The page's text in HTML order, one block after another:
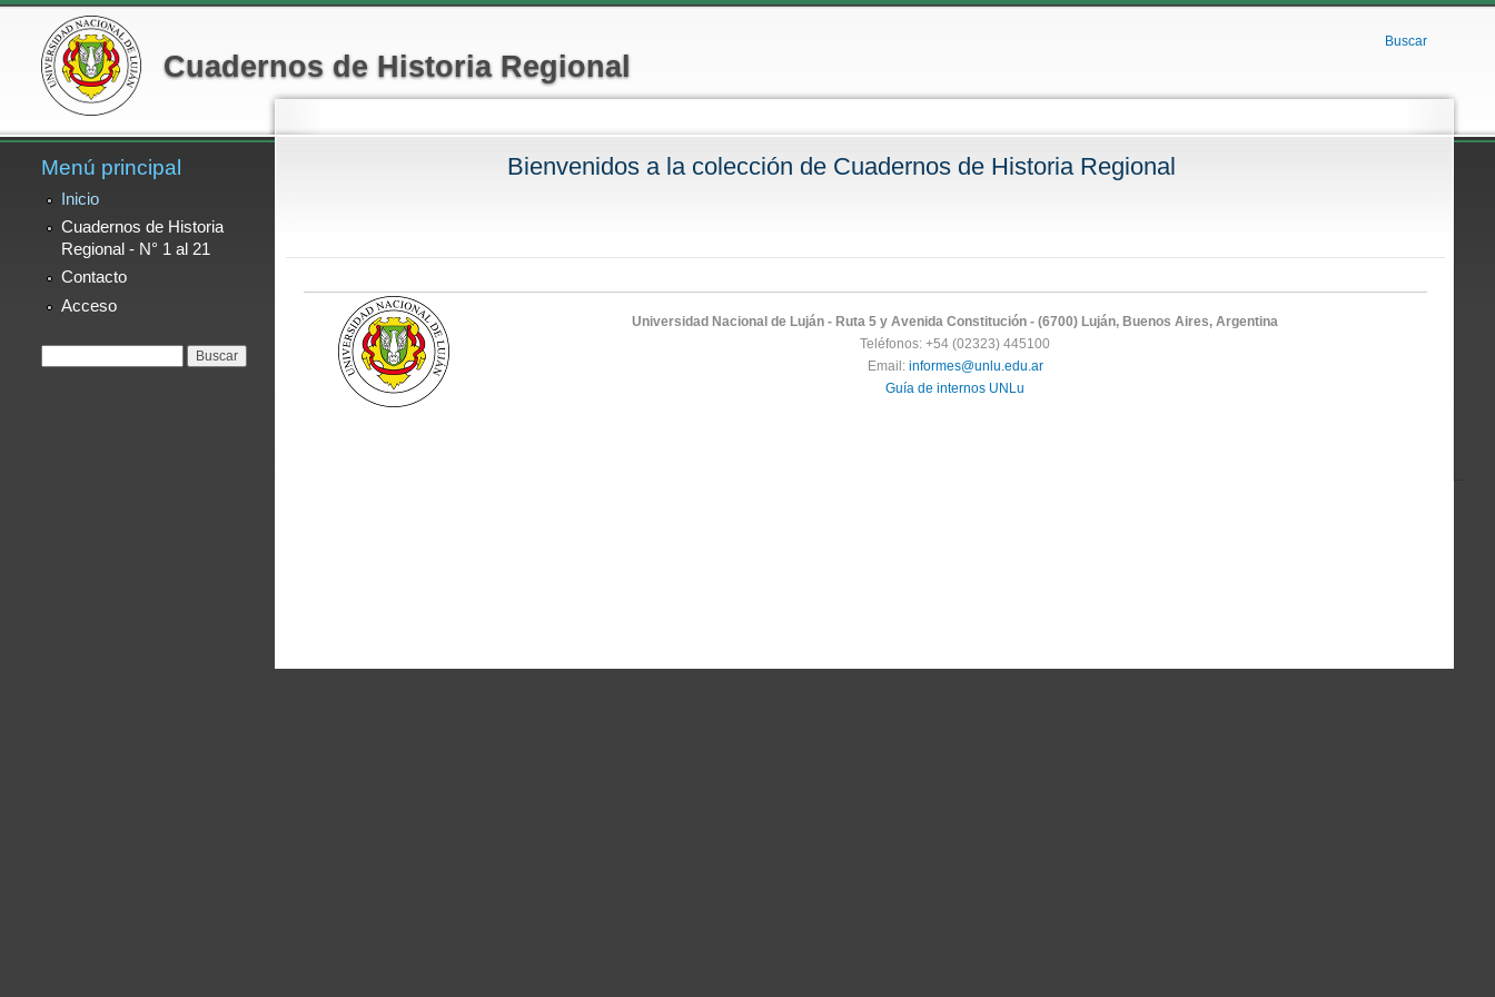
Cuadernos de Historia Regional
Menú secundario
Buscar
Menú principal
Inicio
Cuadernos de Historia
Regional - N° 1 al 21
Contacto
Acceso
Bienvenidos a la colección de Cuadernos de Historia Regional
Universidad Nacional de Luján - Ruta 5 y Avenida Constitución - (6700) Luján, Buenos Aires, Argentina
Teléfonos: +54 (02323) 445100
Email: informes@unlu.edu.ar
Guía de internos UNLu